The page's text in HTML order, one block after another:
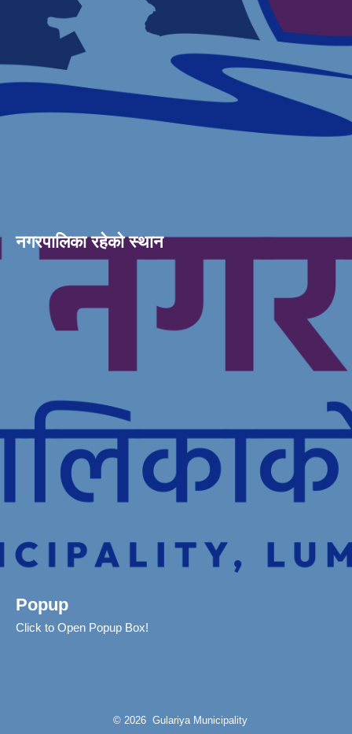
नगरपालिका रहेको स्थान
Popup
Click to Open Popup Box!
© 2026 Gulariya Municipality